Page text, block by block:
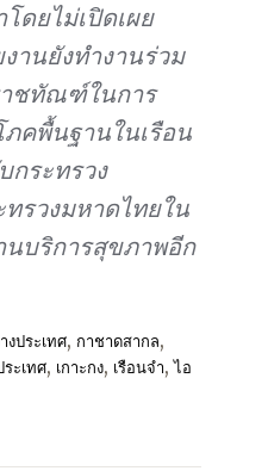
ดยไม่เปิดเผย
านยังทำงานร่วม
าชทัณฑ์ในการ
คพื้นฐานในเรือน
กระทรวง
รวงมหาดไทยใน
บริการสุขภาพอีก
งประเทศ, กาชาดสากล,
ะเทศ, เกาะกง, เรือนจำ,ไอ